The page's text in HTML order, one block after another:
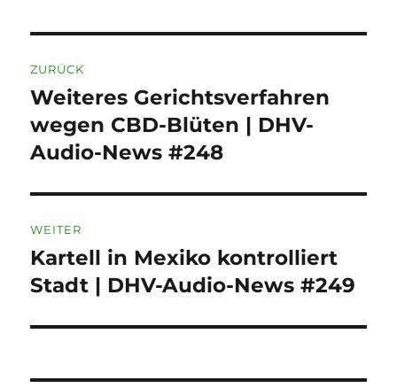
ZURÜCK
Vorheriger
Beitrag:
Weiteres Gerichtsverfahren
wegen CBD-Blüten | DHV-
Audio-News #248
WEITER
Nächster
Beitrag:
Kartell in Mexiko kontrolliert
Stadt | DHV-Audio-News #249